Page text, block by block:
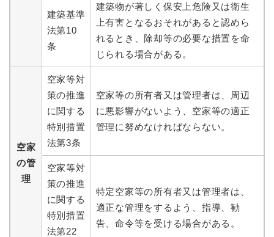
建築基準
法第10
条
建築物が著しく保安上危険又は衛生
上有害となるおそれがあると認めら
れるとき、除却等の必要な措置を命
じられる場合がある。
空家
の管
理
空家等対
策の推進
に関する
特別措置
法第3条
空家等の所有者又は管理者は、周辺
に悪影響がないよう、空家等の適正
管理に努めなければならない。
空家等対
策の推進
に関する
特別措置
法第22
特定空家等の所有者又は管理者は、
適正な管理をするよう、指導、勧
告、命令等を受ける場合がある。